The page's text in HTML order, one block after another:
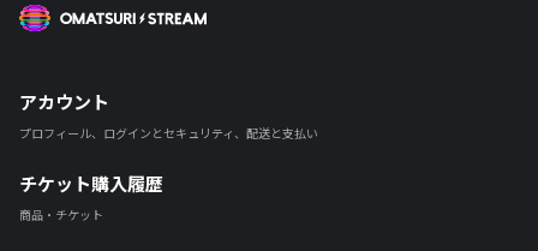
アカウント
プロフィール、ログインとセキュリティ、配送と支払い
チケット購入履歴
商品・チケット